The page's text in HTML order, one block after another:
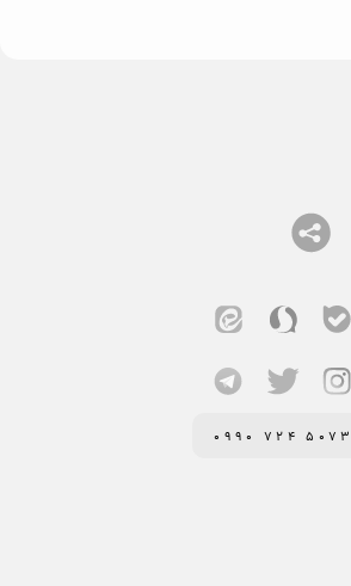
0990 724 5073